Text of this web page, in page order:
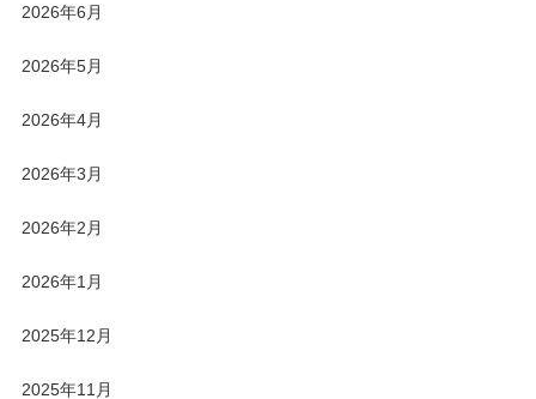
2026年6月
2026年5月
2026年4月
2026年3月
2026年2月
2026年1月
2025年12月
2025年11月